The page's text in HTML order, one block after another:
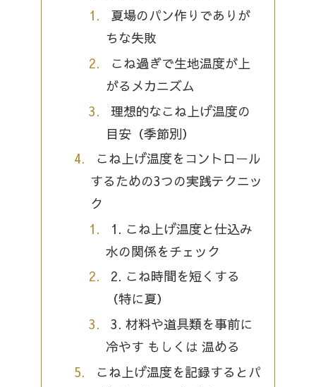
夏場のパン作りでありが
ちな失敗
こね過ぎで生地温度が上
がるメカニズム
理想的なこね上げ温度の
目安（季節別）
こね上げ温度をコントロール
するための3つの実践テクニッ
ク
1. こね上げ温度と仕込み
水の関係をチェック
2. こね時間を短くする
（特に夏）
3. 材料や道具類を事前に
冷やす もしくは 温める
こね上げ温度を記録するとパ